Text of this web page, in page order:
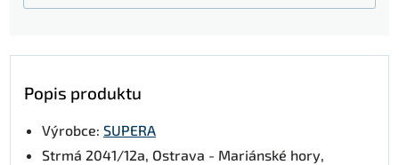
Popis produktu
Výrobce: SUPERA
Strmá 2041/12a, Ostrava - Mariánské hory,